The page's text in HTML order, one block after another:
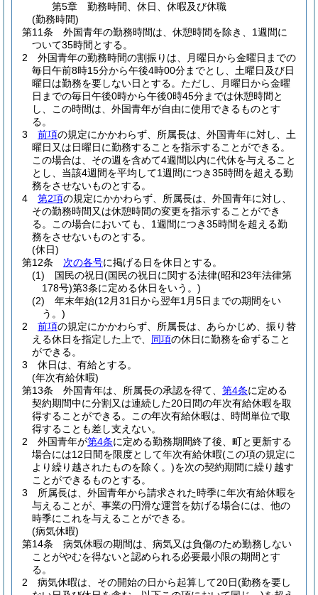
第5章
勤務時間、休日、休暇及び休職
(勤務時間)
第11条
外国青年の勤務時間は、休憩時間を除き、1週間に
ついて35時間とする。
2
外国青年の勤務時間の割振りは、月曜日から金曜日までの
毎日午前8時15分から午後4時00分までとし、土曜日及び日
曜日は勤務を要しない日とする。 ただし、月曜日から金曜
日までの毎日午後0時から午後0時45分までは休憩時間と
し、この時間は、外国青年が自由に使用できるものとす
る。
3
前項の規定にかかわらず、所属長は、外国青年に対し、土
曜日又は日曜日に勤務することを指示することができる。
この場合は、その週を含めて4週間以内に代休を与えること
とし、当該4週間を平均して1週間につき35時間を超える勤
務をさせないものとする。
4
第2項の規定にかかわらず、所属長は、外国青年に対し、
その勤務時間又は休憩時間の変更を指示することができ
る。
この場合においても、1週間につき35時間を超える勤
務をさせないものとする。
(休日)
第12条
次の各号に掲げる日を休日とする。
(1)
国民の祝日(国民の祝日に関する法律(昭和23年法律第
178号)第3条に定める休日をいう。)
(2)
年末年始(12月31日から翌年1月5日までの期間をい
う。)
2
前項の規定にかかわらず、所属長は、あらかじめ、振り替
える休日を指定した上で、 同項の休日に勤務を命ずること
ができる。
3
休日は、有給とする。
(年次有給休暇)
第13条
外国青年は、所属長の承認を得て、 第4条に定める
契約期間中に分割又は連続した20日間の年次有給休暇を取
得することができる。
この年次有給休暇は、時間単位で取
得することも差し支えない。
2
外国青年が第4条に定める勤務期間終了後、町と更新する
場合には12日間を限度として年次有給休暇(この項の規定に
より繰り越されたものを除く。)を次の契約期間に繰り越す
ことができるものとする。
3
所属長は、外国青年から請求された時季に年次有給休暇を
与えることが、事業の円滑な運営を妨げる場合には、他の
時季にこれを与えることができる。
(病気休暇)
第14条
病気休暇の期間は、病気又は負傷のため勤務しない
ことがやむを得ないと認められる必要最小限の期間とす
る。
2
病気休暇は、その開始の日から起算して20日(勤務を要し